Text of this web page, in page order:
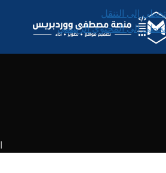
تخطي إلى التنقل
تخطي إلى المحتوى الرئيسي